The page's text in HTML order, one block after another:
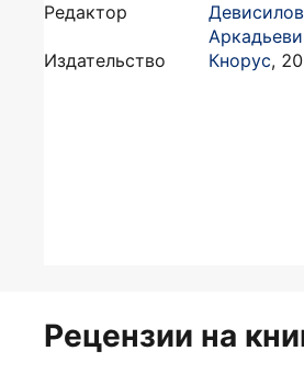
Редактор
Издательство
Кнорус,
Рецензии на